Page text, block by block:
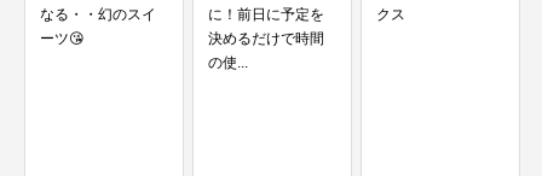
に！前日に予定を
決めるだけで時間
クス